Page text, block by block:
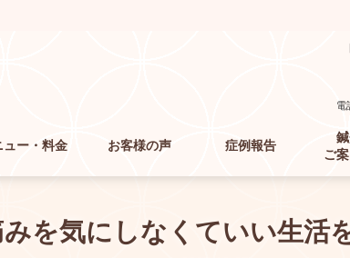
電
ュー・料金 お客様の声 症例報告
ご
を気にしなくていい生活